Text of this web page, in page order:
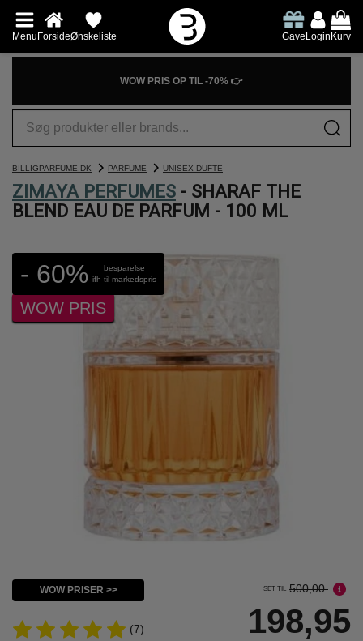
MenuForsideØnskeliste GaveLoginKurv
WOW PRIS OP TIL -70% 👉
BILLIGPARFUME.DK PARFUME UNISEX DUFTE
ZIMAYA PERFUMES - SHARAF THE
BLEND EAU DE PARFUM - 100 ML
- 60%
besparelse
ifh til markedspris
WOW PRIS
WOW PRISER >>
(7)
SET TIL 500,00
198,95